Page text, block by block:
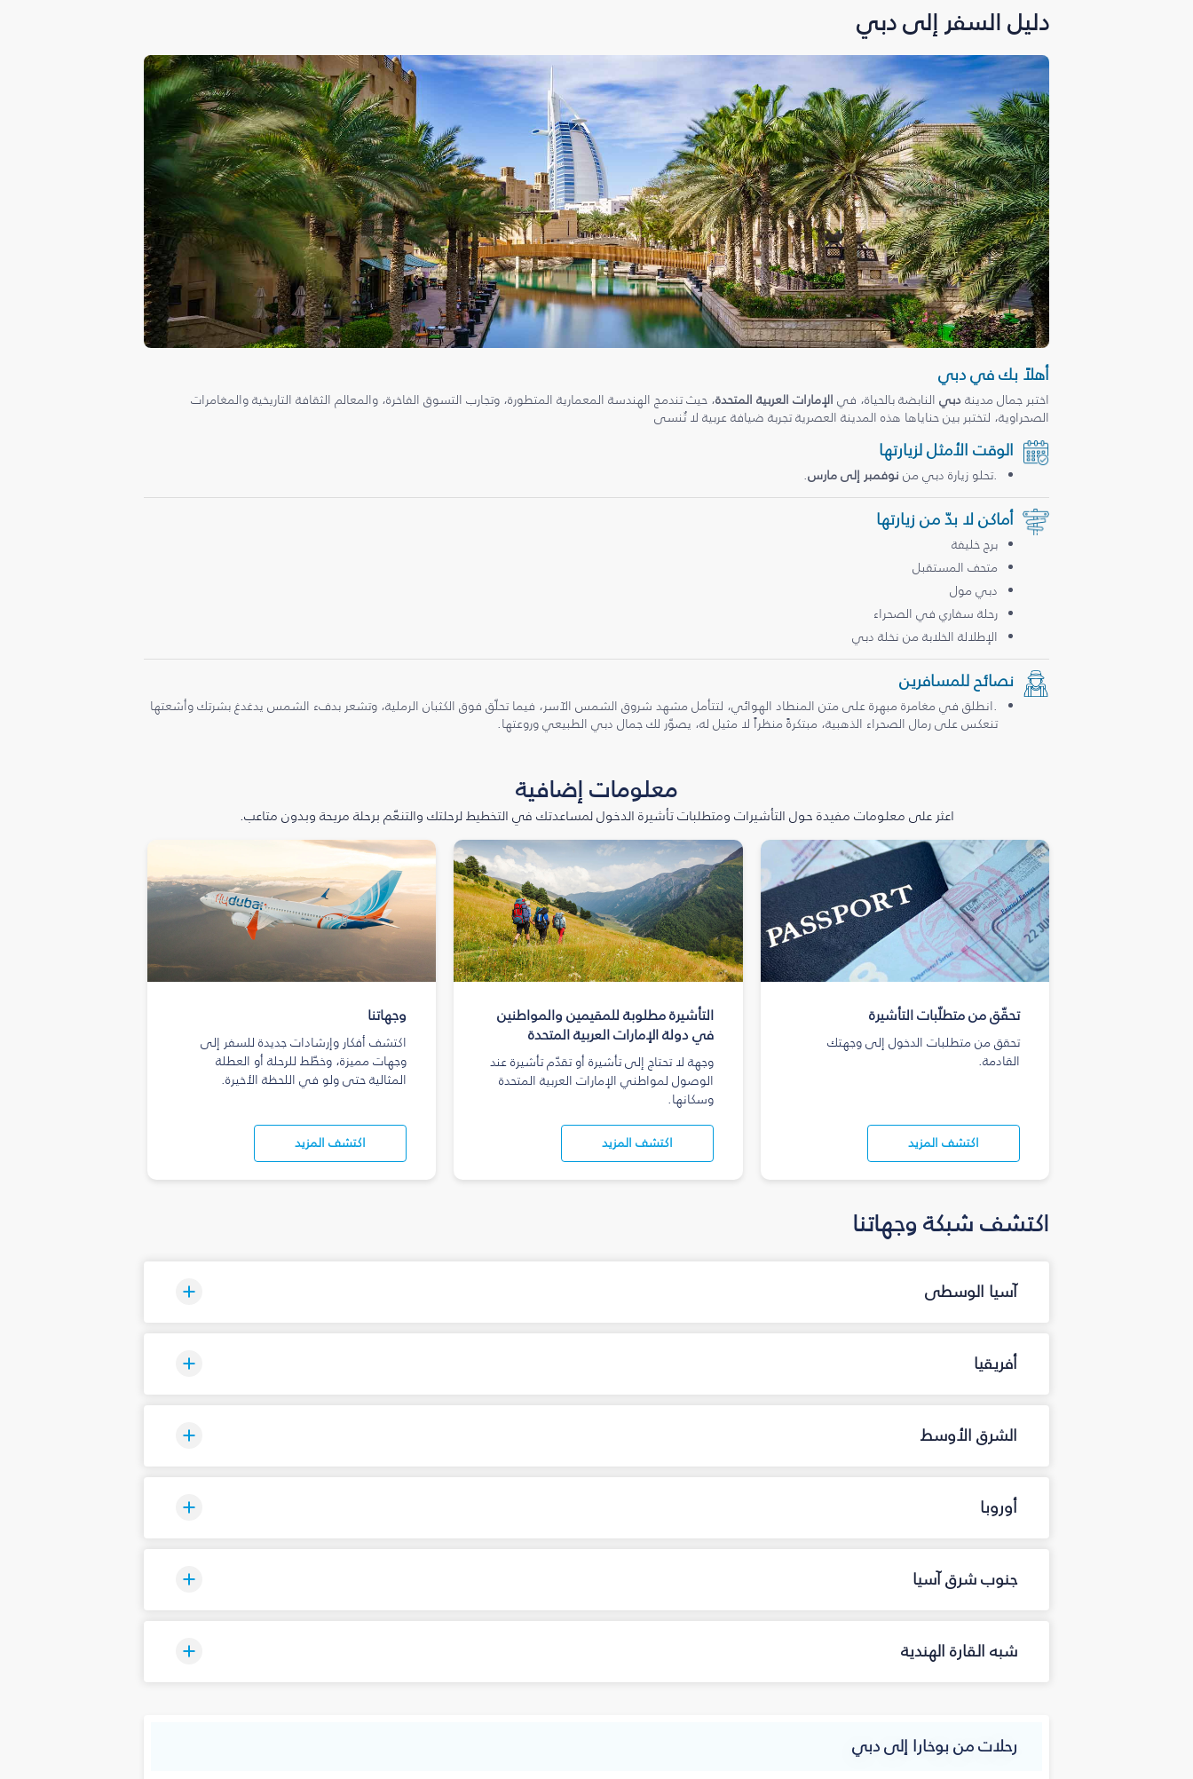
دليل السفر إلى دبي
أهلاً بك في دبي
اختبر جمال مدينةدبي النابضة بالحياة، في الإمارات العربية المتحدة، حيث تندمج الهندسة المعمارية المتطورة، وتجارب التسوق الفاخرة، والمعالم الثقافة التاريخية والمغامرات
الصحراوية، لتختبر بين حناياها هذه المدينة العصرية تجربة ضيافة عربية لا تُنسى
الوقت الأمثل لزيارتها
.تحلو زيارة دبي من نوفمبر إلى مارس.
أماكن لا بدّ من زيارتها
برج خليفة
متحف المستقبل
دبي مول
رحلة سفاري في الصحراء
الإطلالة الخلابة من نخلة دبي
نصائح للمسافرين
.انطلق في مغامرة مبهرة على متن المنطاد الهوائي، لتتأمل مشهد شروق الشمس الآسر، فيما تحلّق فوق الكثبان الرملية، وتشعر بدفء الشمس يدغدغ بشرتك وأشعتها
تنعكس على رمال الصحراء الذهبية، مبتكرةً منظراً لا مثيل له، يصوّر لك جمال دبي الطبيعي وروعتها.
معلومات إضافية
اعثر على معلومات مفيدة حول التأشيرات ومتطلبات تأشيرة الدخول لمساعدتك في التخطيط لرحلتك والتنعّم برحلة مريحة وبدون متاعب.
تحقّق من متطلّبات التأشيرة
تحقق من متطلبات الدخول إلى وجهتك
القادمة.
اكتشف المزيد
التأشيرة مطلوبة للمقيمين والمواطنين
في دولة الإمارات العربية المتحدة
وجهة لا تحتاج إلى تأشيرة أو تقدّم تأشيرة عند
الوصول لمواطني الإمارات العربية المتحدة
وسكانها.
اكتشف المزيد
وجهاتنا
اكتشف أفكار وإرشادات جديدة للسفر إلى
وجهات مميزة، وخطّط للرحلة أو العطلة
المثالية حتى ولو في اللحظة الأخيرة.
اكتشف المزيد
اكتشف شبكة وجهاتنا
آسيا الوسطى
أفريقيا
الشرق الأوسط
أوروبا
جنوب شرق آسيا
شبه القارة الهندية
رحلات من بوخارا إلى دبي